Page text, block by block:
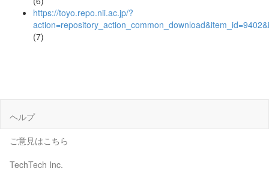
https://toyo.repo.nii.ac.jp/?
(7)
ヘルプ
ご意見はこちら
TechTech Inc.